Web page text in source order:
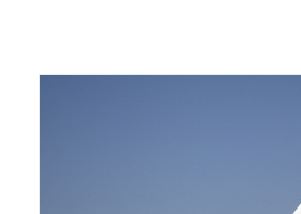
Wasze Podróże